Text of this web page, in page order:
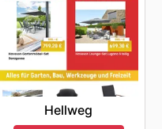
Hellweg